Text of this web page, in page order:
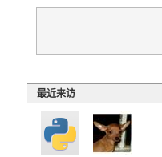
最近来访